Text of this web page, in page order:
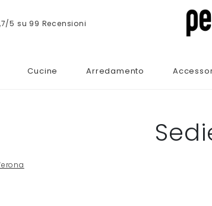
5 su 99 Recensioni
Cucine Arredamento